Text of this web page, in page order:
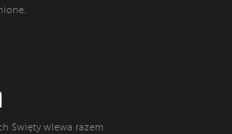
Święty wlewa razem